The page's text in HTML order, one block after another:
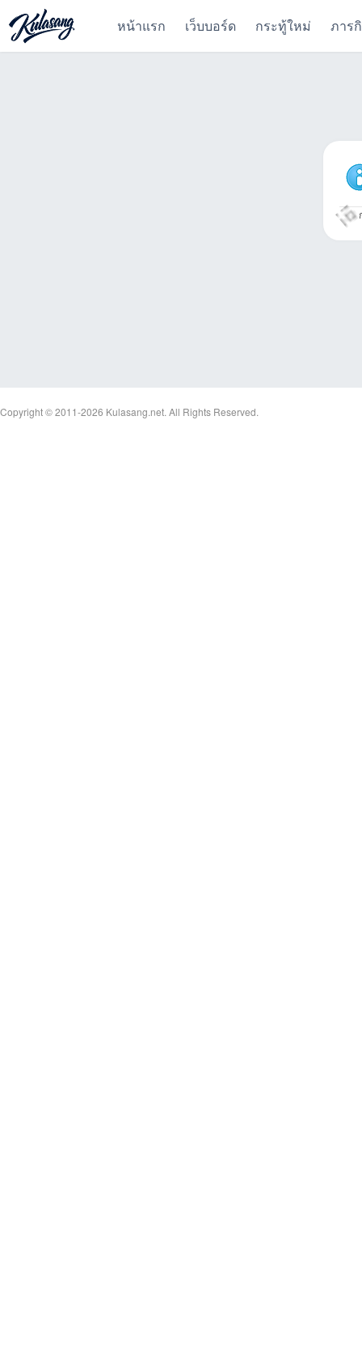
หน้าแรก เว็บบอร์ด กระทู้ใหม่ ภาร
Copyright © 2011-2026 Kulasang.net. All Rights Reserved.